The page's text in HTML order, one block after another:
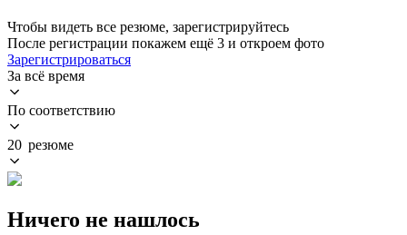
Чтобы видеть все резюме, зарегистрируйтесь
После регистрации покажем ещё 3 и откроем фото
Зарегистрироваться
За всё время
По соответствию
20 резюме
Ничего не нашлось